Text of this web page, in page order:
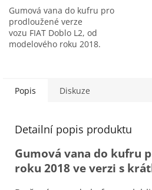
Gumová vana do kufru pro
prodloužené verze
vozu FIAT Doblo L2, od
modelového roku 2018.
Popis Diskuze
Detailní popis produktu
Gumová vana do kufru
roku 2018 ve verzi s